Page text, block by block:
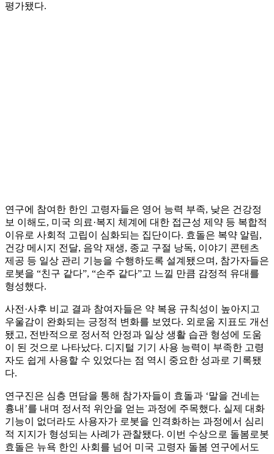
평가됐다.
연구에 참여한 한인 고령자들은 영어 능력 부족, 낮은 건강정
보 이해도, 미국 의료·복지 체계에 대한 접근성 제약 등 복합적
이유로 사회적 고립이 심화되는 집단이다. 효돌은 복약 알림,
건강 메시지 전달, 음악 재생, 종교 구절 낭독, 이야기 콘텐츠
제공 등 일상 관리 기능을 수행하도록 설계됐으며, 참가자들은
로봇을 “친구 같다”, “손주 같다”고 느낄 만큼 감정적 유대를
형성했다.
사전·사후 비교 결과 참여자들은 약 복용 규칙성이 높아지고
우울감이 완화되는 긍정적 변화를 보였다. 외로움 지표도 개선
됐고, 전반적으로 정서적 안정과 일상 생활 습관 형성에 도움
이 된 것으로 나타났다. 디지털 기기 사용 능력이 부족한 고령
자도 쉽게 사용할 수 있었다는 점 역시 중요한 성과로 기록됐
다.
연구진은 심층 면담을 통해 참가자들이 효돌과 ‘말을 건네는
흉내’를 내며 정서적 위안을 얻는 과정에 주목했다. 실제 대화
기능이 없더라도 사용자가 로봇을 인격화하는 과정에서 심리
적 지지가 형성되는 사례가 관찰됐다. 이번 수상으로 돌봄로봇
효돌은 뉴욕 한인 사회를 넘어 미국 고령자 돌봄 연구에서도